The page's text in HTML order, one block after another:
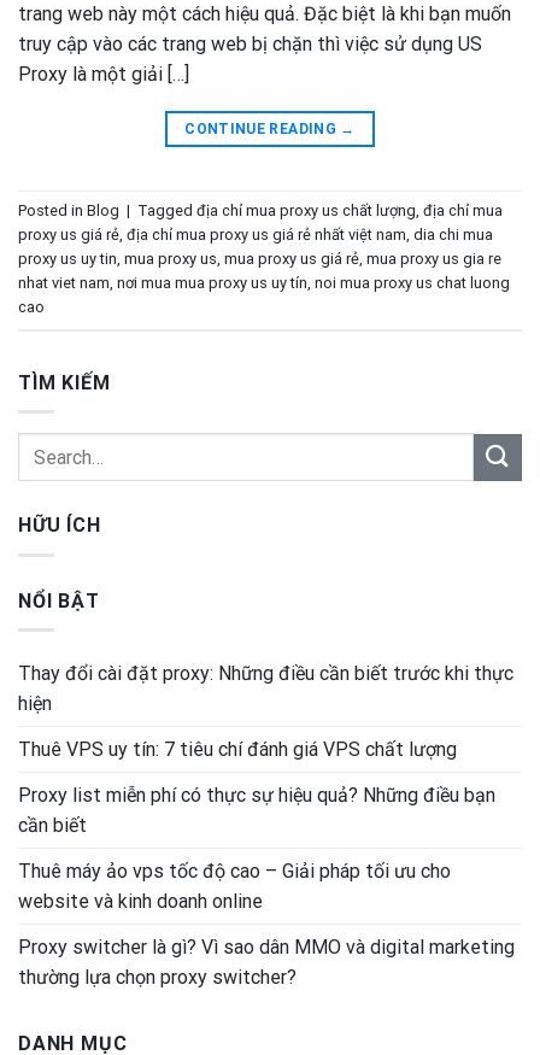
trang web này một cách hiệu quả. Đặc biệt là khi bạn muốn
truy cập vào các trang web bị chặn thì việc sử dụng US
Proxy là một giải […]
CONTINUE READING →
Posted in Blog | Tagged địa chỉ mua proxy us chất lượng địa chỉ mua
proxy us giá rẻ địa chỉ mua proxy us giá rẻ nhất việt nam dia chi mua
proxy us uy tin mua proxy us mua proxy us giá rẻ mua proxy us gia re
nhat viet nam nơi mua mua proxy us uy tín noi mua proxy us chat luong
cao
TÌM KIẾM
HỮU ÍCH
NỔI BẬT
Thay đổi cài đặt proxy: Những điều cần biết trước khi thực
hiện
Thuê VPS uy tín: 7 tiêu chí đánh giá VPS chất lượng
Proxy list miễn phí có thực sự hiệu quả? Những điều bạn
cần biết
Thuê máy ảo vps tốc độ cao – Giải pháp tối ưu cho
website và kinh doanh online
Proxy switcher là gì? Vì sao dân MMO và digital marketing
thường lựa chọn proxy switcher?
DANH MỤC